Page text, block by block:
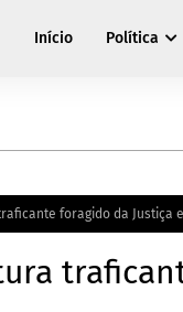
Início Política
foragido da Justiça